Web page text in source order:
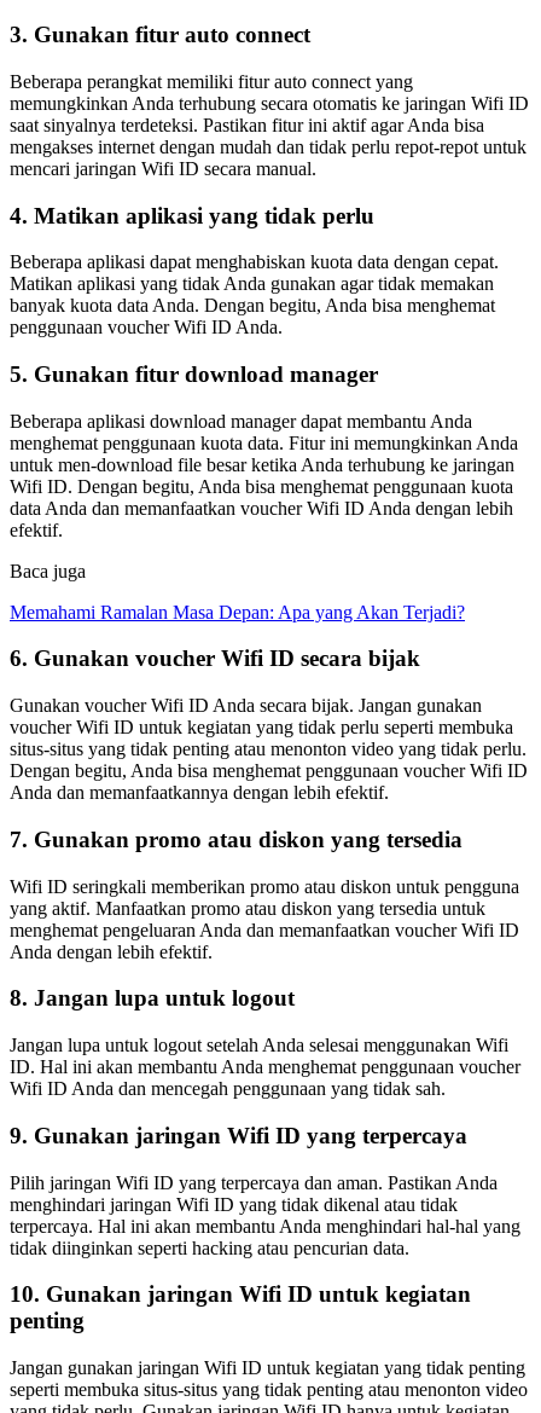
3. Gunakan fitur auto connect
Beberapa perangkat memiliki fitur auto connect yang
memungkinkan Anda terhubung secara otomatis ke jaringan Wifi ID
saat sinyalnya terdeteksi. Pastikan fitur ini aktif agar Anda bisa
mengakses internet dengan mudah dan tidak perlu repot-repot untuk
mencari jaringan Wifi ID secara manual.
4. Matikan aplikasi yang tidak perlu
Beberapa aplikasi dapat menghabiskan kuota data dengan cepat.
Matikan aplikasi yang tidak Anda gunakan agar tidak memakan
banyak kuota data Anda. Dengan begitu, Anda bisa menghemat
penggunaan voucher Wifi ID Anda.
5. Gunakan fitur download manager
Beberapa aplikasi download manager dapat membantu Anda
menghemat penggunaan kuota data. Fitur ini memungkinkan Anda
untuk men-download file besar ketika Anda terhubung ke jaringan
Wifi ID. Dengan begitu, Anda bisa menghemat penggunaan kuota
data Anda dan memanfaatkan voucher Wifi ID Anda dengan lebih
efektif.
Baca juga
Memahami Ramalan Masa Depan: Apa yang Akan Terjadi?
6. Gunakan voucher Wifi ID secara bijak
Gunakan voucher Wifi ID Anda secara bijak. Jangan gunakan
voucher Wifi ID untuk kegiatan yang tidak perlu seperti membuka
situs-situs yang tidak penting atau menonton video yang tidak perlu.
Dengan begitu, Anda bisa menghemat penggunaan voucher Wifi ID
Anda dan memanfaatkannya dengan lebih efektif.
7. Gunakan promo atau diskon yang tersedia
Wifi ID seringkali memberikan promo atau diskon untuk pengguna
yang aktif. Manfaatkan promo atau diskon yang tersedia untuk
menghemat pengeluaran Anda dan memanfaatkan voucher Wifi ID
Anda dengan lebih efektif.
8. Jangan lupa untuk logout
Jangan lupa untuk logout setelah Anda selesai menggunakan Wifi
ID. Hal ini akan membantu Anda menghemat penggunaan voucher
Wifi ID Anda dan mencegah penggunaan yang tidak sah.
9. Gunakan jaringan Wifi ID yang terpercaya
Pilih jaringan Wifi ID yang terpercaya dan aman. Pastikan Anda
menghindari jaringan Wifi ID yang tidak dikenal atau tidak
terpercaya. Hal ini akan membantu Anda menghindari hal-hal yang
tidak diinginkan seperti hacking atau pencurian data.
10. Gunakan jaringan Wifi ID untuk kegiatan
penting
Jangan gunakan jaringan Wifi ID untuk kegiatan yang tidak penting
seperti membuka situs-situs yang tidak penting atau menonton video